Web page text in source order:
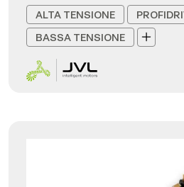
ALTA TENSIONE
BASSA TENSIONE